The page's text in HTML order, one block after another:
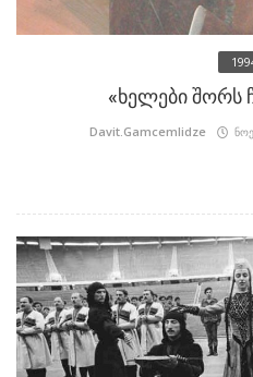
«ხელები შორს
Davit.Gamcemlidze